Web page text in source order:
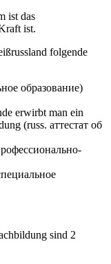
ist das
ist.
folgende
образование)
erwirbt man ein
(russ. аттестат об
sind 2